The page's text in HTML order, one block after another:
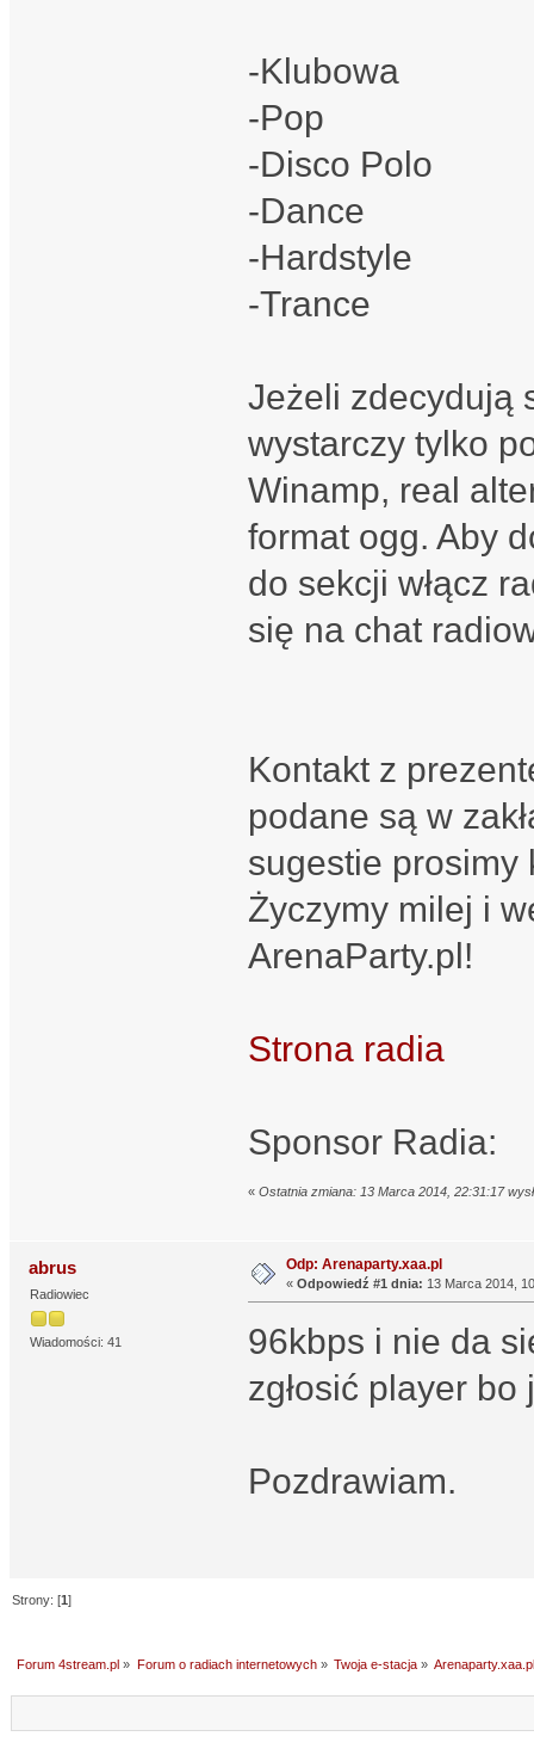
-Klubowa
-Pop
-Disco Polo
-Dance
-Hardstyle
-Trance
Jeżeli zdecydują
wystarczy tylko
Winamp, real
format ogg. Aby
do sekcji włącz
się na chat
Kontakt z
podane są w
sugestie prosimy
Życzymy milej i
ArenaParty.pl!
Strona radia
Sponsor Radia:
« Ostatnia zmiana: 13 Marca 2014, 22:31:17
abrus
Radiowiec
Wiadomości: 41
Odp: Arenaparty.xaa.pl
« Odpowiedź #1 dnia: 13 Marca 2014,
96kbps i nie da
zgłosić player
Pozdrawiam.
Strony: [1]
Forum 4stream.pl » Forum o radiach internetowych» Twoja e-stacja»